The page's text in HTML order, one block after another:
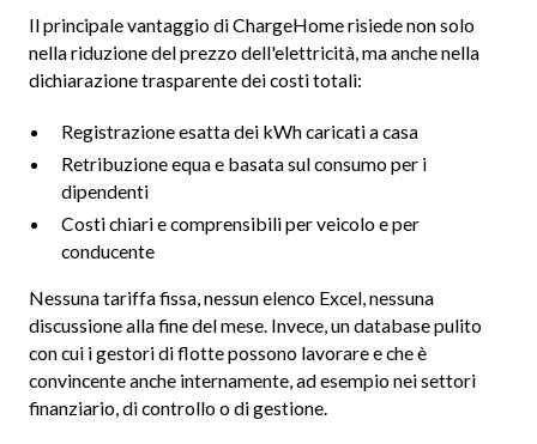
Il principale vantaggio di ChargeHome risiede non solo
nella riduzione del prezzo dell'elettricità, ma anche nella
dichiarazione trasparente dei costi totali:
Registrazione esatta dei kWh caricati a casa
Retribuzione equa e basata sul consumo per i
dipendenti
Costi chiari e comprensibili per veicolo e per
conducente
Nessuna tariffa fissa, nessun elenco Excel, nessuna
discussione alla fine del mese. Invece, un database pulito
con cui i gestori di flotte possono lavorare e che è
convincente anche internamente, ad esempio nei settori
finanziario, di controllo o di gestione.